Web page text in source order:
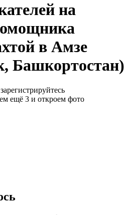
на
в Амзе
Башкортостан)
ещё 3 и откроем фото